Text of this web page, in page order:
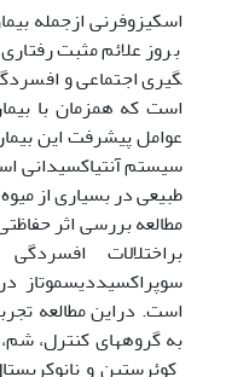
اسکیزوفرنی ازجمله
گیری اجتماعی و
است که همزمان با
عوامل پیشرفت این
سیستم آنتی­اکسیدانی
طبیعی در بسیاری از
مطالعه بررسی اثر
براختلالات
سوپراکسیددیسموتاز
به گروه­های کنترل، شم،